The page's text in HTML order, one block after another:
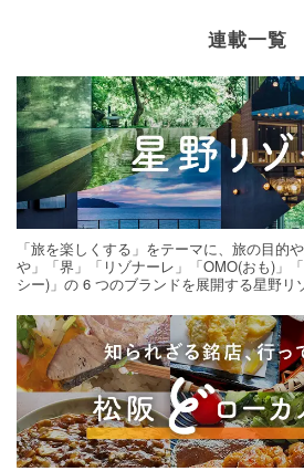
連載一覧
「旅を楽しくする」をテーマに、旅の目的
や」「界」「リゾナーレ」「OMO(おも)」
シー)」の 6 つのブランドを展開する星野リ